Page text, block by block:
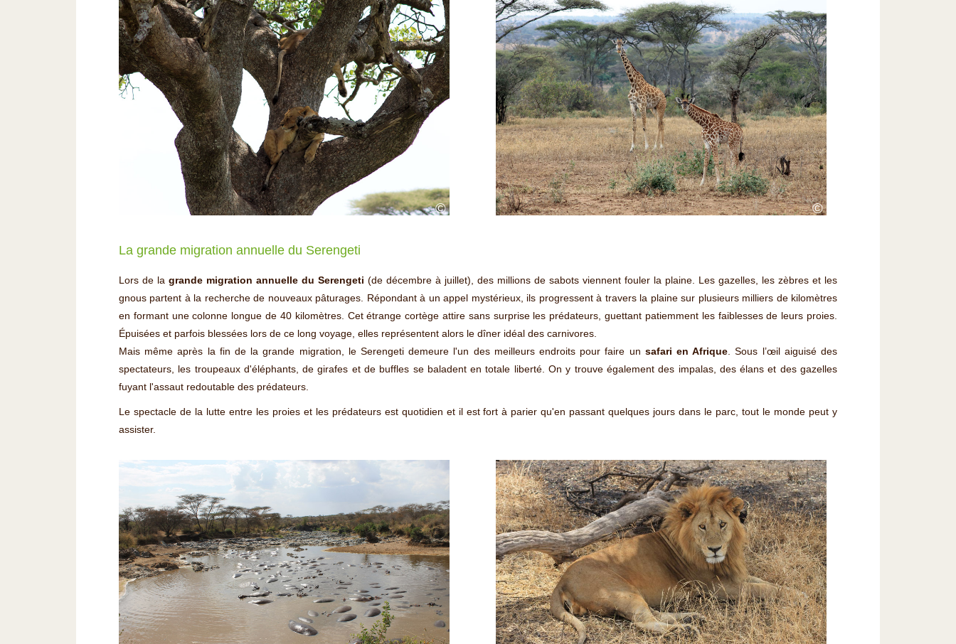
© ©
La grande migration annuelle du Serengeti
Lors de la grande migration annuelle du Serengeti (de décembre à juillet), des millions de sabots viennent fouler la plaine. Les gazelles, les zèbres et les
gnous partent à la recherche de nouveaux pâturages. Répondant à un appel mystérieux, ils progressent à travers la plaine sur plusieurs milliers de kilomètres
en formant une colonne longue de 40 kilomètres. Cet étrange cortège attire sans surprise les prédateurs, guettant patiemment les faiblesses de leurs proies.
Épuisées et parfois blessées lors de ce long voyage, elles représentent alors le dîner idéal des carnivores.
Mais même après la fin de la grande migration, le Serengeti demeure l'un des meilleurs endroits pour faire un safari en Afrique. Sous l’œil aiguisé des
spectateurs, les troupeaux d'éléphants, de girafes et de buffles se baladent en totale liberté. On y trouve également des impalas, des élans et des gazelles
fuyant l'assaut redoutable des prédateurs.
Le spectacle de la lutte entre les proies et les prédateurs est quotidien et il est fort à parier qu'en passant quelques jours dans le parc, tout le monde peut y
assister.